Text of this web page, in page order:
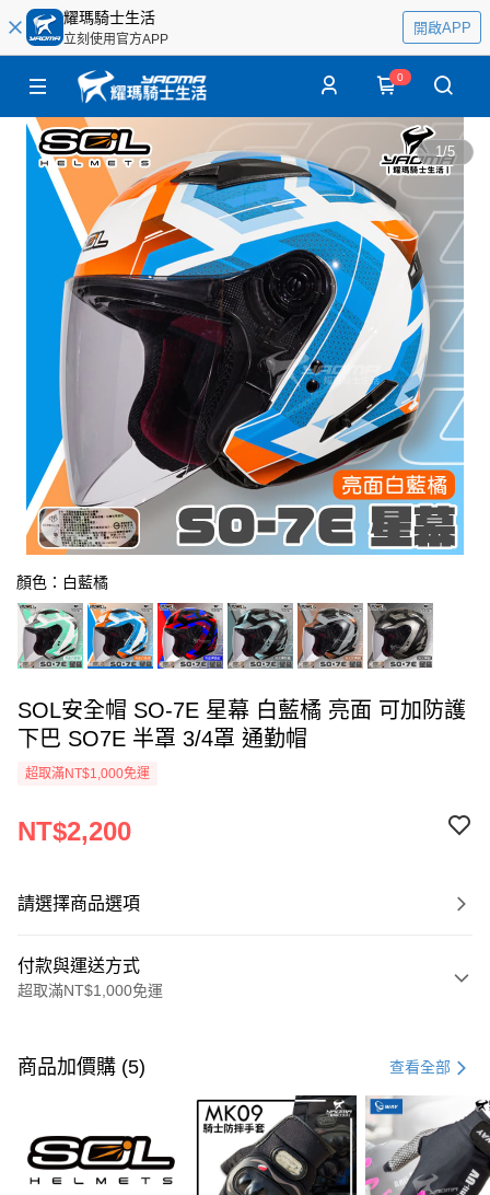
耀瑪騎士生活
立刻使用官方APP
開啟APP
0
1/5
顏色：白藍橘
SOL安全帽 SO-7E 星幕 白藍橘 亮面 可加防護
下巴 SO7E 半罩 3/4罩 通勤帽
超取滿NT$1,000免運
NT$2,200
請選擇商品選項
付款與運送方式
超取滿NT$1,000免運
信用卡一次付款
Apple Pay
ATM付款
商品加價購 (5) 查看全部